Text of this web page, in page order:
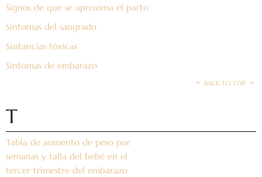
Signos de que se aproxima el parto
Sintomas del sangrado
Sustancias tóxicas
Síntomas de embarazo
BACK TO TOP
T
Tabla de aumento de peso por
semanas y talla del bebé en el
tercer trimestre del embarazo